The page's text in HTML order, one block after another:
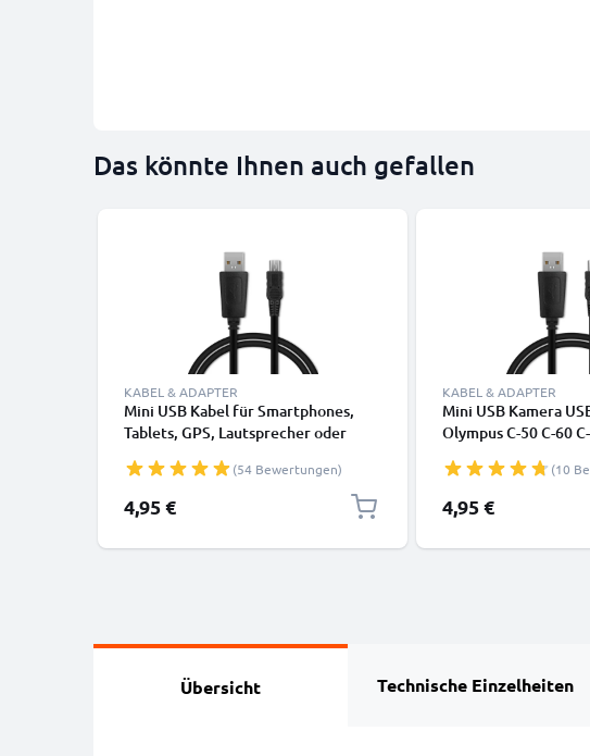
Das könnte Ihnen auch gefallen
KABEL & ADAPTER
Mini USB Kabel für Smartphones,
Tablets, GPS, Lautsprecher oder
Datenkabel 1m 1A PVC schwarz
(54 Bewertungen)
4,95 €
KABEL & ADAPTER
Mini USB Kamera
Olympus C-50 C-60
720 Video-/
Datenkabel 2.0, PVC
(10
4,95 €
Übersicht Technische Einzelheiten